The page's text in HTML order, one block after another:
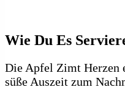
Wie Du Es
Die Apfel Zimt Herzen
süße Auszeit zum